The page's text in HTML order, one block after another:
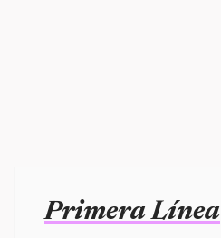
Primera Línea